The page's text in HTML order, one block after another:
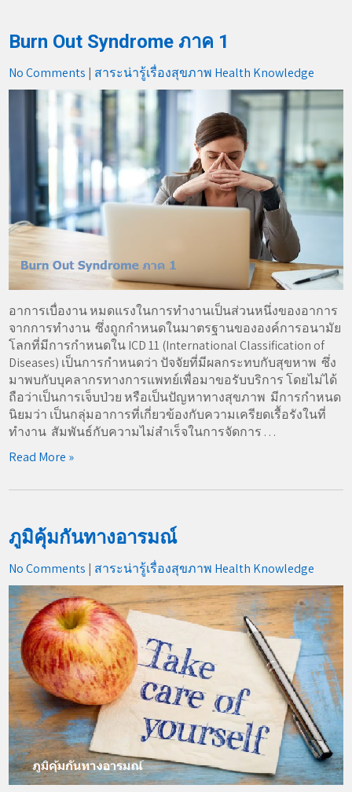
Burn Out Syndrome ภาค 1
No Comments | สาระน่ารู้เรื่องสุขภาพ Health Knowledge
อาการเบื่องาน หมดแรงในการทำงานเป็นส่วนหนึ่งของอาการ
จากการทำงาน ซึ่งถูกกำหนดในมาตรฐานขององค์การอนามัย
โลกที่มีการกำหนดใน ICD 11 (International Classification of
Diseases) เป็นการกำหนดว่า ปัจจัยที่มีผลกระทบกับสุขหาพ ซึ่ง
มาพบกับบุคลากรทางการแพทย์เพื่อมาขอรับบริการ โดยไม่ได้
ถือว่าเป็นการเจ็บป่วย หรือเป็นปัญหาทางสุขภาพ มีการกำหนด
นิยมว่า เป็นกลุ่มอาการที่เกี่ยวข้องกับความเครียดเรื้อรังในที่
ทำงาน สัมพันธ์กับความไม่สำเร็จในการจัดการ . . .
Read More »
ภูมิคุ้มกันทางอารมณ์
No Comments | สาระน่ารู้เรื่องสุขภาพ Health Knowledge